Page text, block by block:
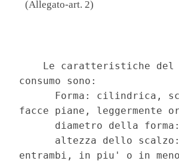
(Allegato-art. 2)
Le caratteristiche
consumo sono:
Forma: cilindrica,
facce piane, leggermente
diametro della
altezza dello
entrambi, in piu' o in